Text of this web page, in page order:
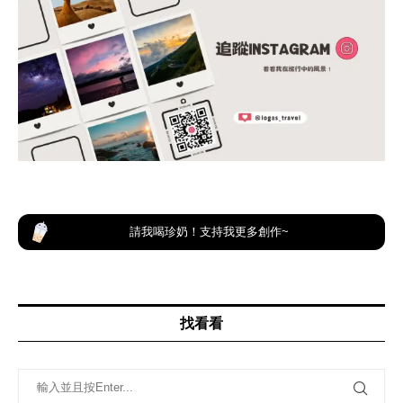
請我喝珍奶！支持我更多創作~
找看看